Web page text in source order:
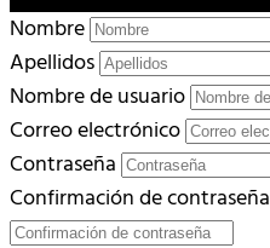
Nombre
Apellidos
Nombre de usuario
Correo electrónico
Contraseña
Confirmación de contraseña